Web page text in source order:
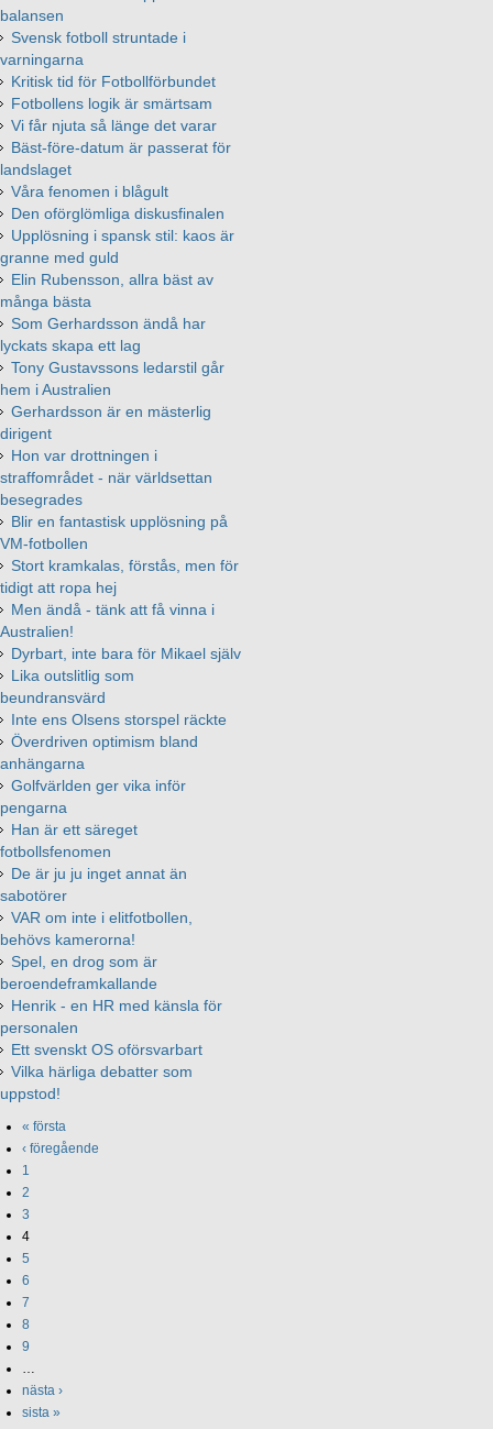
balansen
Svensk fotboll struntade i
varningarna
Kritisk tid för Fotbollförbundet
Fotbollens logik är smärtsam
Vi får njuta så länge det varar
Bäst-före-datum är passerat för
landslaget
Våra fenomen i blågult
Den oförglömliga diskusfinalen
Upplösning i spansk stil: kaos är
granne med guld
Elin Rubensson, allra bäst av
många bästa
Som Gerhardsson ändå har
lyckats skapa ett lag
Tony Gustavssons ledarstil går
hem i Australien
Gerhardsson är en mästerlig
dirigent
Hon var drottningen i
straffområdet - när världsettan
besegrades
Blir en fantastisk upplösning på
VM-fotbollen
Stort kramkalas, förstås, men för
tidigt att ropa hej
Men ändå - tänk att få vinna i
Australien!
Dyrbart, inte bara för Mikael själv
Lika outslitlig som
beundransvärd
Inte ens Olsens storspel räckte
Överdriven optimism bland
anhängarna
Golfvärlden ger vika inför
pengarna
Han är ett säreget
fotbollsfenomen
De är ju ju inget annat än
sabotörer
VAR om inte i elitfotbollen,
behövs kamerorna!
Spel, en drog som är
beroendeframkallande
Henrik - en HR med känsla för
personalen
Ett svenskt OS oförsvarbart
Vilka härliga debatter som
uppstod!
« första
‹ föregående
1
2
3
4
5
6
7
8
9
nästa ›
sista »